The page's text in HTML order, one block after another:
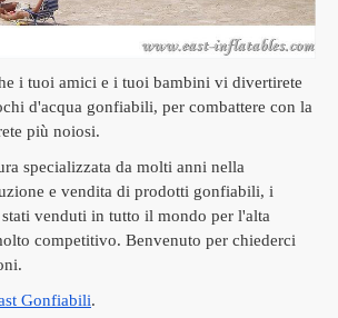
i tuoi amici e i tuoi bambini vi divertirete
d'acqua gonfiabili, per combattere con la
più noiosi.
specializzata da molti anni nella
e vendita di prodotti gonfiabili, i
venduti in tutto il mondo per l'alta
competitivo. Benvenuto per chiederci
Gonfiabili.